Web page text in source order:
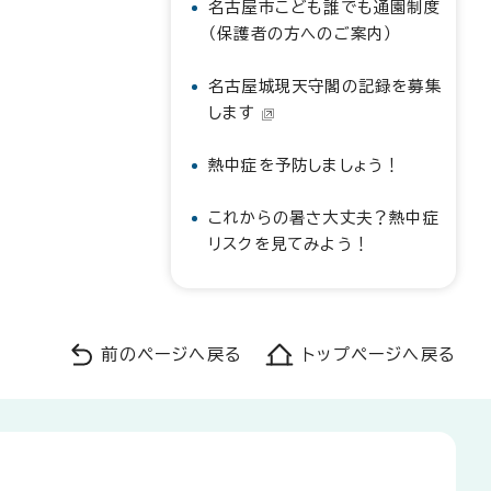
名古屋市こども誰でも通園制度
（保護者の方へのご案内）
名古屋城現天守閣の記録を募集
します
熱中症を予防しましょう！
これからの暑さ大丈夫？熱中症
リスクを見てみよう！
前のページへ戻る トップページへ戻る